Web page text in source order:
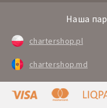
Наша
chartershop.pl
chartershop.md